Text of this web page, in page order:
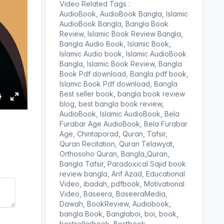
Video Related Tags :
AudioBook, AudioBook Bangla, Islamic
AudioBook Bangla, Bangla Book
Review, Islamic Book Review Bangla,
Bangla Audio Book, Islamic Book,
Islamic Audio book, Islamic AudioBook
Bangla, Islamic Book Review, Bangla
Book Pdf download, Bangla pdf book,
Islamic Book Pdf download, Bangla
Best seller book, bangla book review
blog, best bangla book review,
AudioBook, Islamic AudioBook, Bela
Furabar Age AudioBook, Bela Furabar
Age, Chintaporad, Quran, Tafsir,
Quran Recitation, Quran Telawyat,
Orthosoho Quran, Bangla_Quran,
Bangla Tafsir, Paradoxical Sajid book
review bangla, Arif Azad, Educational
Video, ibadah, pdfbook, Motivational
Video, Baseera, BaseeraMedia,
Dawah, BookReview, Audiobook,
bangla Book, Banglaboi, boi, book,